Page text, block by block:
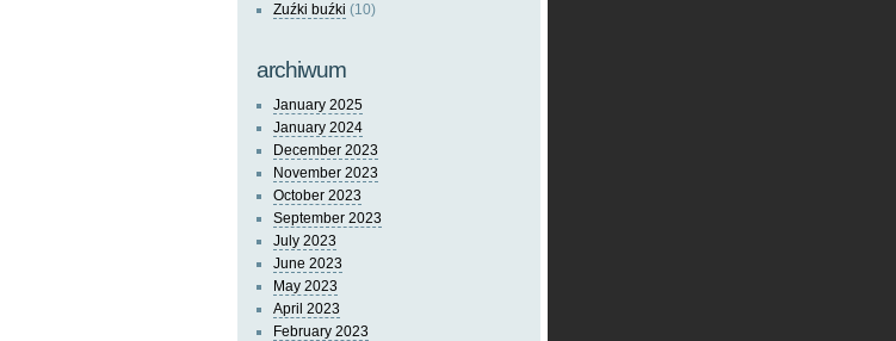
Zuźki buźki (10)
archiwum
January 2025
January 2024
December 2023
November 2023
October 2023
September 2023
July 2023
June 2023
May 2023
April 2023
February 2023